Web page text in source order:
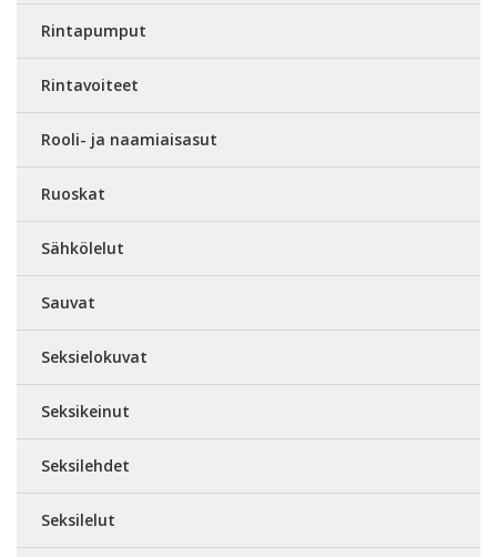
Rintapumput
Rintavoiteet
Rooli- ja naamiaisasut
Ruoskat
Sähkölelut
Sauvat
Seksielokuvat
Seksikeinut
Seksilehdet
Seksilelut